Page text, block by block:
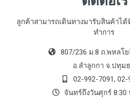
ลูกค้าสามารถเดินทางมารับสินค้าไ
ทำการ
807/236 ม.8 ถ.พหลโ
อ.ลำลูกกา จ.ปทุมธ
02-992-7091, 02-
จันทร์ถึงวันศุกร์ 8:30